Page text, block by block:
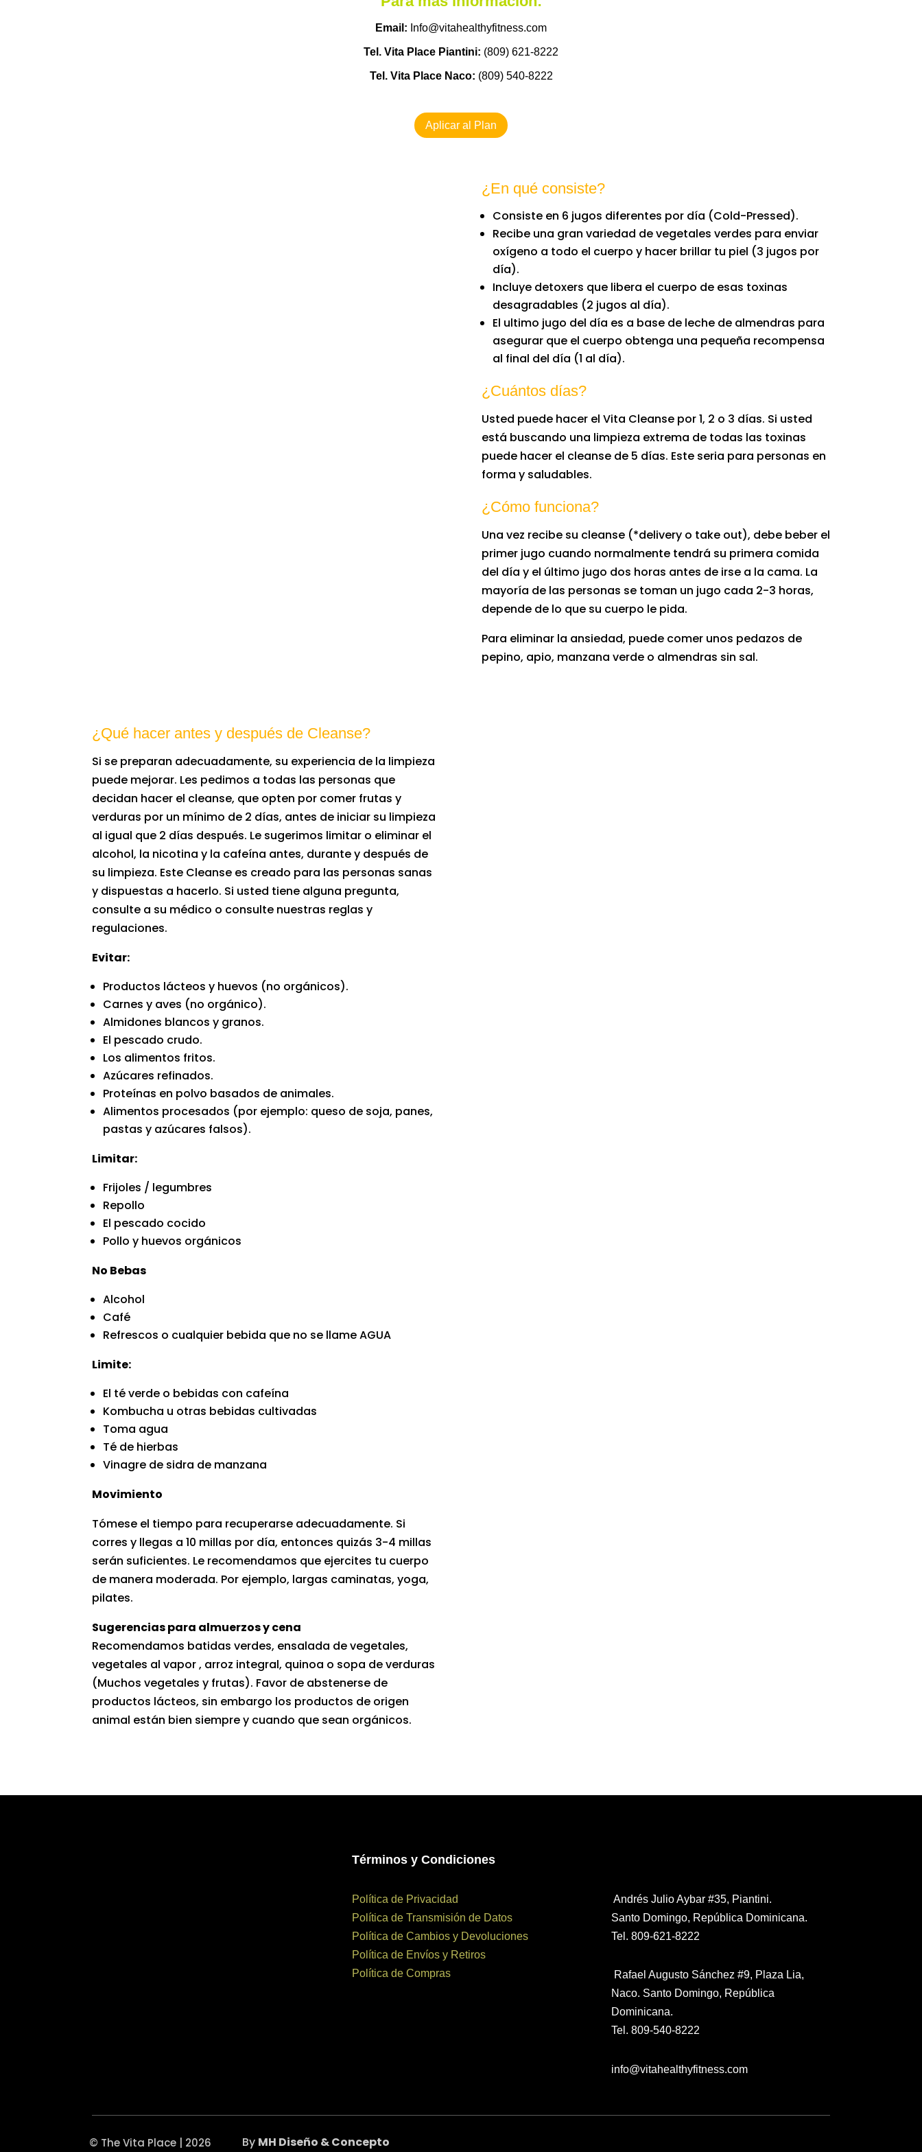
Email: Info@vitahealthyfitness.com
Tel. Vita Place Piantini: (809) 621-8222
Tel. Vita Place Naco: (809) 540-8222
Aplicar al Plan
¿En qué consiste?
Consiste en 6 jugos diferentes por día (Cold-Pressed).
Recibe una gran variedad de vegetales verdes para enviar
oxígeno a todo el cuerpo y hacer brillar tu piel (3 jugos por
día).
Incluye detoxers que libera el cuerpo de esas toxinas
desagradables (2 jugos al día).
El ultimo jugo del día es a base de leche de almendras para
asegurar que el cuerpo obtenga una pequeña recompensa
al final del día (1 al día).
¿Cuántos días?
Usted puede hacer el Vita Cleanse por 1, 2 o 3 días. Si usted
está buscando una limpieza extrema de todas las toxinas
puede hacer el cleanse de 5 días. Este seria para personas en
forma y saludables.
¿Cómo funciona?
Una vez recibe su cleanse (*delivery o take out), debe beber el
primer jugo cuando normalmente tendrá su primera comida
del día y el último jugo dos horas antes de irse a la cama. La
mayoría de las personas se toman un jugo cada 2-3 horas,
depende de lo que su cuerpo le pida.
Para eliminar la ansiedad, puede comer unos pedazos de
pepino, apio, manzana verde o almendras sin sal.
¿Qué hacer antes y después de Cleanse?
Si se preparan adecuadamente, su experiencia de la limpieza
puede mejorar. Les pedimos a todas las personas que
decidan hacer el cleanse, que opten por comer frutas y
verduras por un mínimo de 2 días, antes de iniciar su limpieza
al igual que 2 días después. Le sugerimos limitar o eliminar el
alcohol, la nicotina y la cafeína antes, durante y después de
su limpieza. Este Cleanse es creado para las personas sanas
y dispuestas a hacerlo. Si usted tiene alguna pregunta,
consulte a su médico o consulte nuestras reglas y
regulaciones.
Evitar:
Productos lácteos y huevos (no orgánicos).
Carnes y aves (no orgánico).
Almidones blancos y granos.
El pescado crudo.
Los alimentos fritos.
Azúcares refinados.
Proteínas en polvo basados de animales.
Alimentos procesados (por ejemplo: queso de soja, panes,
pastas y azúcares falsos).
Limitar:
Frijoles / legumbres
Repollo
El pescado cocido
Pollo y huevos orgánicos
No Bebas
Alcohol
Café
Refrescos o cualquier bebida que no se llame AGUA
Limite:
El té verde o bebidas con cafeína
Kombucha u otras bebidas cultivadas
Toma agua
Té de hierbas
Vinagre de sidra de manzana
Movimiento
Tómese el tiempo para recuperarse adecuadamente. Si
corres y llegas a 10 millas por día, entonces quizás 3-4 millas
serán suficientes. Le recomendamos que ejercites tu cuerpo
de manera moderada. Por ejemplo, largas caminatas, yoga,
pilates.
Sugerencias para almuerzos y cena
Recomendamos batidas verdes, ensalada de vegetales,
vegetales al vapor , arroz integral, quinoa o sopa de verduras
(Muchos vegetales y frutas). Favor de abstenerse de
productos lácteos, sin embargo los productos de origen
animal están bien siempre y cuando que sean orgánicos.
Términos y Condiciones
Política de Privacidad
Política de Transmisión de Datos
Política de Cambios y Devoluciones
Política de Envíos y Retiros
Política de Compras
Andrés Julio Aybar #35, Piantini.
Santo Domingo, República Dominicana.
Tel. 809-621-8222
Rafael Augusto Sánchez #9, Plaza Lia,
Naco. Santo Domingo, República
Dominicana.
Tel. 809-540-8222
info@vitahealthyfitness.com
© The Vita Place | 2026 By MH Diseño & Concepto